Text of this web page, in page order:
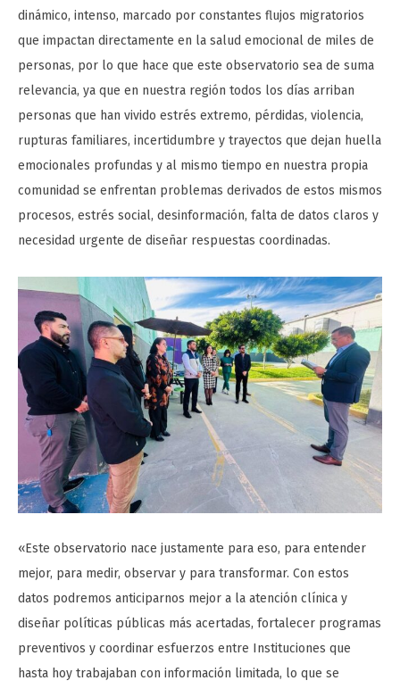
dinámico, intenso, marcado por constantes flujos migratorios
que impactan directamente en la salud emocional de miles de
personas, por lo que hace que este observatorio sea de suma
relevancia, ya que en nuestra región todos los días arriban
personas que han vivido estrés extremo, pérdidas, violencia,
rupturas familiares, incertidumbre y trayectos que dejan huella
emocionales profundas y al mismo tiempo en nuestra propia
comunidad se enfrentan problemas derivados de estos mismos
procesos, estrés social, desinformación, falta de datos claros y
necesidad urgente de diseñar respuestas coordinadas.
«Este observatorio nace justamente para eso, para entender
mejor, para medir, observar y para transformar. Con estos
datos podremos anticiparnos mejor a la atención clínica y
diseñar políticas públicas más acertadas, fortalecer programas
preventivos y coordinar esfuerzos entre Instituciones que
hasta hoy trabajaban con información limitada, lo que se